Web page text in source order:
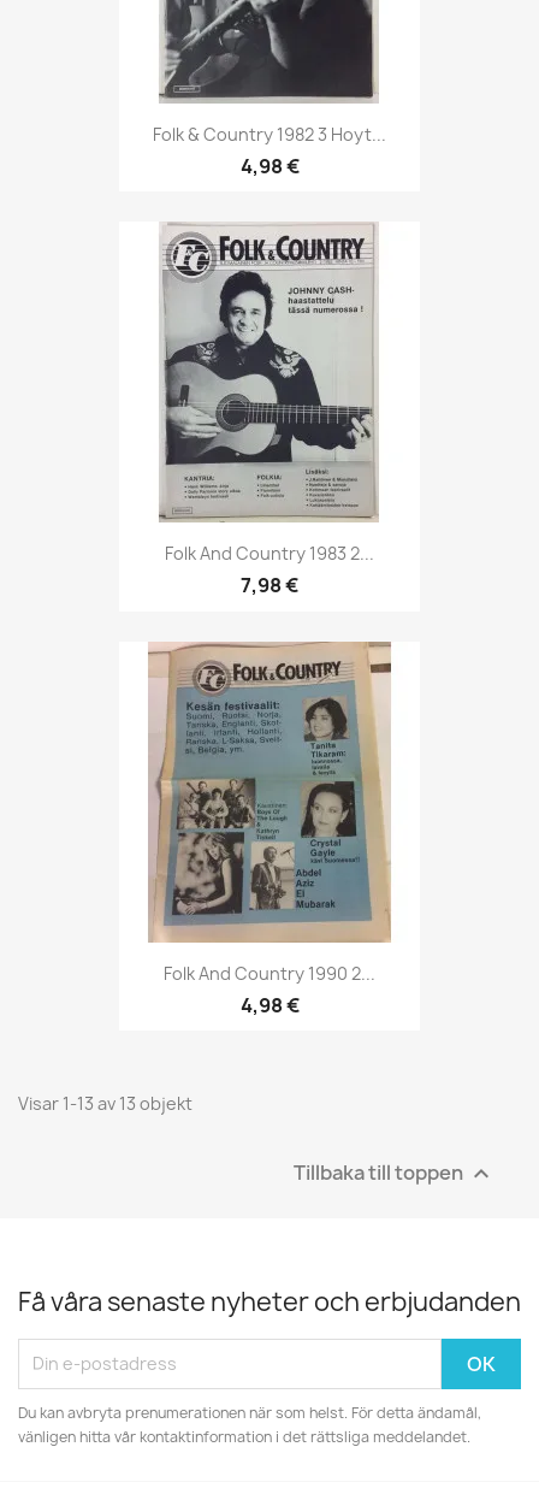
Folk & Country 1982 3 Hoyt...
4,98 €
Folk And Country 1983 2...
7,98 €
Folk And Country 1990 2...
4,98 €
Visar 1-13 av 13 objekt
Tillbaka till toppen 
Få våra senaste nyheter och erbjudanden
Du kan avbryta prenumerationen när som helst. För detta ändamål,
vänligen hitta vår kontaktinformation i det rättsliga meddelandet.